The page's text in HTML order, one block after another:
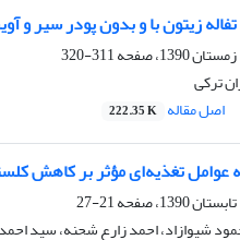
تفاله زیتون با و بدون پودر
311-320
ترکی
اصل مقاله 222.35 K
عوامل تغذیه‌ای مؤثر بر کاهش
21-27
شیوازاد، احمد زارع شحنه، سید